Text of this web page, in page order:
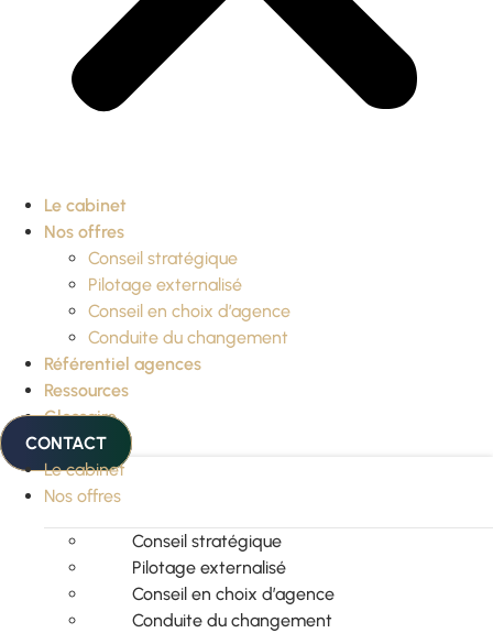
Le cabinet
Nos offres
Conseil stratégique
Pilotage externalisé
Conseil en choix d’agence
Conduite du changement
Référentiel agences
Ressources
Glossaire
CONTACT
Le cabinet
Nos offres
Conseil stratégique
Pilotage externalisé
Conseil en choix d’agence
Conduite du changement